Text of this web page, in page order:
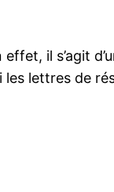
il s’agit
les lettres de